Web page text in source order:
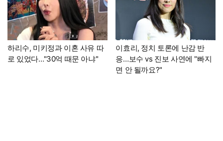
하리수, 미키정과 이혼 사유 따
로 있었다…"30억 때문 아냐"
이효리, 정치 토론에 난감 반
응…보수 vs 진보 사연에 "빠지
면 안 될까요?"